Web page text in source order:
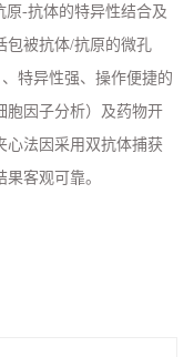
-抗体的特异性结合及
包被抗体/抗原的微孔
特异性强、操作便捷的
胞因子分析）及药物开
心法因采用双抗体捕获
客观可靠。